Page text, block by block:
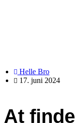
Helle Bro
17. juni 2024
At